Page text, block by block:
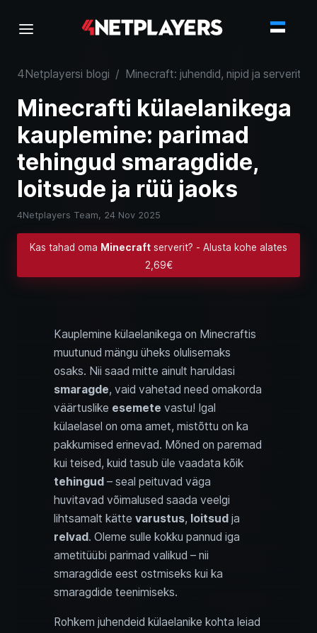
4Netplayersi blogi / Minecraft: juhendid, nipid ja
Minecrafti külaelanikega
kauplemine: parimad
tehingud smaragdide,
loitsude ja rüü jaoks
4Netplayers Team, 24 Nov 2025
Kas tahad oma Minecraft serverit? - Alusta kohe alates
2,69€
Kauplemine külaelanikega on Minecraftis
muutunud mängu üheks olulisemaks
osaks. Nii saad mitte ainult haruldasi
smaragde, vaid vahetad need omakorda
väärtuslike esemete vastu! Igal
külaelasel on oma amet, mistõttu on ka
pakkumised erinevad. Mõned on paremad
kui teised, kuid tasub üle vaadata kõik
tehingud – seal peituvad väga
huvitavad võimalused saada veelgi
lihtsamalt kätte varustus, loitsud ja
relvad . Oleme sulle kokku pannud iga
ametitüübi parimad valikud – nii
smaragdide eest ostmiseks kui ka
smaragdide teenimiseks.
Rohkem juhendeid külaelanike kohta leiad